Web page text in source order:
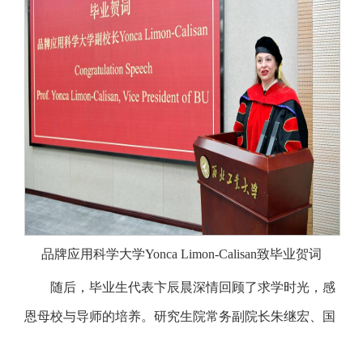
品牌应用科学大学Yonca Limon-Calisan致毕业贺词
随后，毕业生代表卞辰晨深情回顾了求学时光，感
恩母校与导师的培养。研究生院常务副院长朱继宏、国